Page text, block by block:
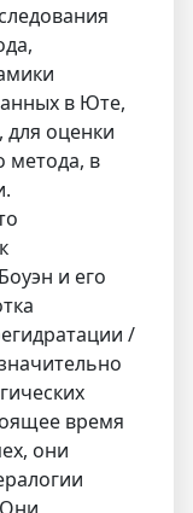
в Юте,
оценки
метода, в
и его
/
время
они